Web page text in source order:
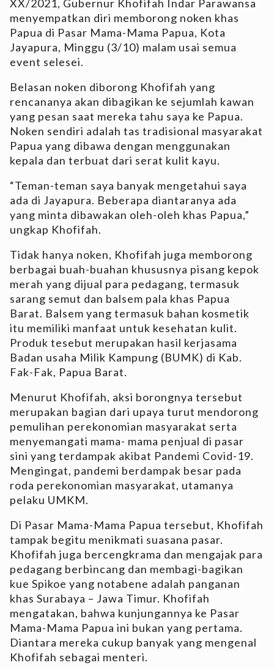
XX/2021, Gubernur Khofifah Indar Parawansa
menyempatkan diri memborong noken khas
Papua di Pasar Mama-Mama Papua, Kota
Jayapura, Minggu (3/10) malam usai semua
event selesei.
Belasan noken diborong Khofifah yang
rencananya akan dibagikan ke sejumlah kawan
yang pesan saat mereka tahu saya ke Papua.
Noken sendiri adalah tas tradisional masyarakat
Papua yang dibawa dengan menggunakan
kepala dan terbuat dari serat kulit kayu.
“Teman-teman saya banyak mengetahui saya
ada di Jayapura. Beberapa diantaranya ada
yang minta dibawakan oleh-oleh khas Papua,”
ungkap Khofifah.
Tidak hanya noken, Khofifah juga memborong
berbagai buah-buahan khususnya pisang kepok
merah yang dijual para pedagang, termasuk
sarang semut dan balsem pala khas Papua
Barat. Balsem yang termasuk bahan kosmetik
itu memiliki manfaat untuk kesehatan kulit.
Produk tesebut merupakan hasil kerjasama
Badan usaha Milik Kampung (BUMK) di Kab.
Fak-Fak, Papua Barat.
Menurut Khofifah, aksi borongnya tersebut
merupakan bagian dari upaya turut mendorong
pemulihan perekonomian masyarakat serta
menyemangati mama- mama penjual di pasar
sini yang terdampak akibat Pandemi Covid-19.
Mengingat, pandemi berdampak besar pada
roda perekonomian masyarakat, utamanya
pelaku UMKM.
Di Pasar Mama-Mama Papua tersebut, Khofifah
tampak begitu menikmati suasana pasar.
Khofifah juga bercengkrama dan mengajak para
pedagang berbincang dan membagi-bagikan
kue Spikoe yang notabene adalah panganan
khas Surabaya – Jawa Timur. Khofifah
mengatakan, bahwa kunjungannya ke Pasar
Mama-Mama Papua ini bukan yang pertama.
Diantara mereka cukup banyak yang mengenal
Khofifah sebagai menteri.